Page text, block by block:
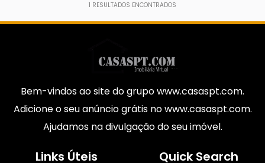
1 RESULTADOS ENCONTRADOS
Bem-vindos ao site do grupo www.casaspt.com.
Adicione o seu anúncio grátis no www.casaspt.com.
Ajudamos na divulgação do seu imóvel.
Links Úteis Quick Search